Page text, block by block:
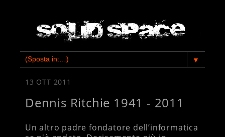
▼
13 OTT 2011
Dennis Ritchie 1941 - 2011
Un altro padre fondatore dell’informatica